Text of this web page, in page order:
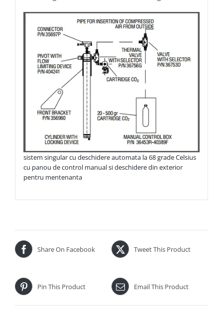
sistem singular cu deschidere automata la 68 grade Celsius
cu panou de control manual si deschidere din exterior
pentru mentenanta
Share On Facebook Tweet This Product
Pin This Product Email This Product